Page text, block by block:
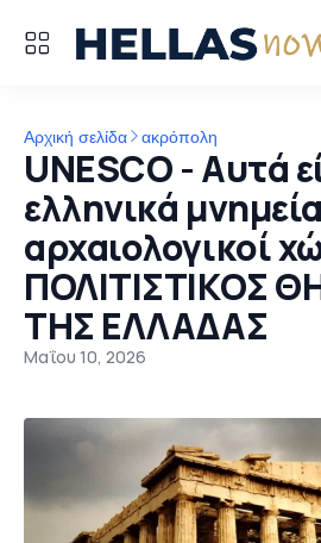
Αρχική σελίδα ακρόπολη
UNESCO - Αυτά
ελληνικά
αρχαιολογικοί
ΠΟΛΙΤΙΣΤΙΚΟΣ
ΤΗΣ ΕΛΛΑΔΑΣ
Μαΐου 10, 2026